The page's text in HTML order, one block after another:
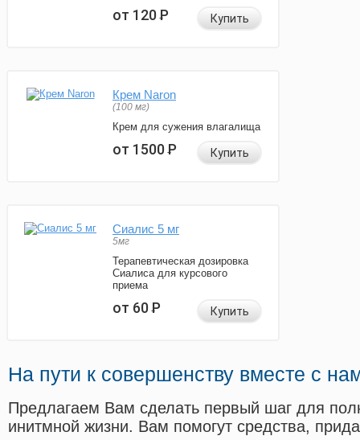
от 120Р Купить
Крем Naron
(100 мг)
Крем для сужения влагалища
от 1500Р Купить
Сиалис 5 мг
5мг
Терапевтическая дозировка
Сиалиса для курсового
приема
от 60Р Купить
На пути к совершенству вместе с
Предлагаем Вам сделать первый шаг для
инитмной жизни. Вам помогут средства,